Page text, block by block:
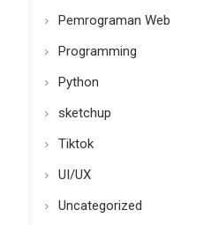
Pemrograman Web
Programming
Python
sketchup
Tiktok
UI/UX
Uncategorized